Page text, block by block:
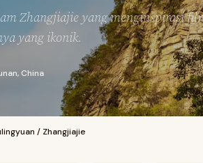
Zhangjiajie yang menginspirasi
yang ikonik.
China
/ Zhangjiajie